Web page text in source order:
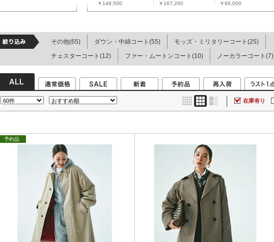
￥148,500 ￥167,200
￥66,000
その他(65) ダウン・中綿コート(55) モッズ・ミリタリーコート(25)
チェスターコート(12)
ファー・ムートンコート(10) ノーカラーコート(7)
在庫有り
予約品